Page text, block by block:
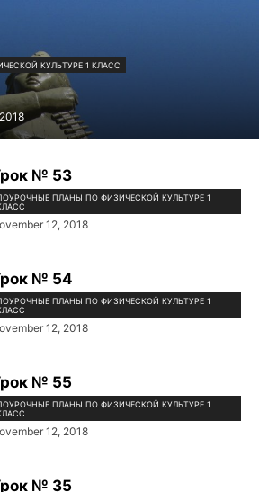
КУЛЬТУРЕ 1 КЛАСС
№ 53
ПЛАНЫ ПО ФИЗИЧЕСКОЙ КУЛЬТУРЕ 1
12, 2018
№ 54
ПЛАНЫ ПО ФИЗИЧЕСКОЙ КУЛЬТУРЕ 1
12, 2018
№ 55
ПЛАНЫ ПО ФИЗИЧЕСКОЙ КУЛЬТУРЕ 1
12, 2018
№ 35